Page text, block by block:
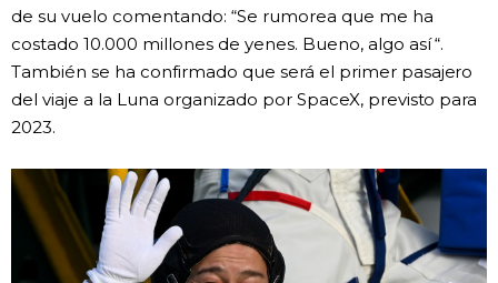
de su vuelo comentando: “Se rumorea que me ha
costado 10.000 millones de yenes. Bueno, algo así “.
También se ha confirmado que será el primer pasajero
del viaje a la Luna organizado por SpaceX, previsto para
2023.